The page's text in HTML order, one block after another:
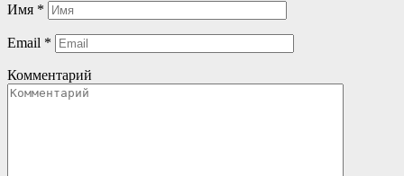
Имя *
Email *
Комментарий